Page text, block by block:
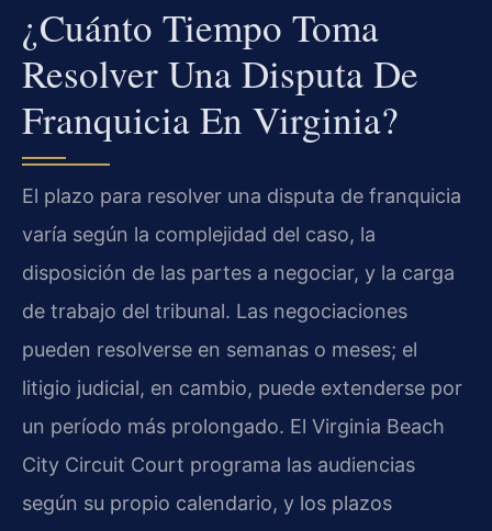
¿Cuánto Tiempo Toma
Resolver Una Disputa De
Franquicia En Virginia?
El plazo para resolver una disputa de franquicia
varía según la complejidad del caso, la
disposición de las partes a negociar, y la carga
de trabajo del tribunal. Las negociaciones
pueden resolverse en semanas o meses; el
litigio judicial, en cambio, puede extenderse por
un período más prolongado. El Virginia Beach
City Circuit Court programa las audiencias
según su propio calendario, y los plazos